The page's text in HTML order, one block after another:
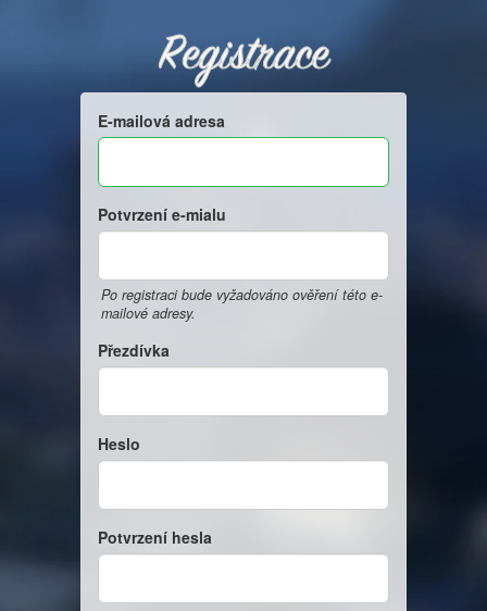
Registrace
E-mailová adresa
Potvrzení e-mialu
Po registraci bude vyžadováno ověření této e-
mailové adresy.
Přezdívka
Heslo
Potvrzení hesla